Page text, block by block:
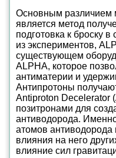
Основным различием
является метод
подготовка к броску
из экспериментов,
существующем
ALPHA, которое
антиматерии и
Антипротоны
Antiproton Decelerator
позитронами для
антиводорода.
атомов антиводорода
влияния на него
влияние сил